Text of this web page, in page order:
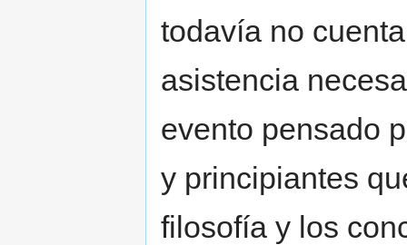
todavía no
asistencia
evento pensado
y principiantes
filosofía y los